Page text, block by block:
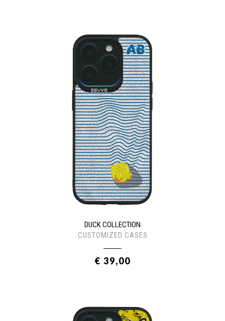
DUCK COLLECTION
CUSTOMIZED CASES
€ 39,00